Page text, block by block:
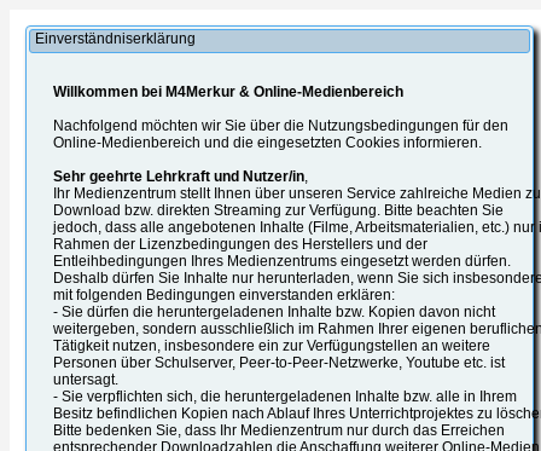
Einverständniserklärung
Willkommen bei M4Merkur & Online-Medienbereich
Nachfolgend möchten wir Sie über die Nutzungsbedingungen für den
Online-Medienbereich und die eingesetzten Cookies informieren.
Sehr geehrte Lehrkraft und Nutzer/in,
Ihr Medienzentrum stellt Ihnen über unseren Service zahlreiche Medien
Download bzw. direkten Streaming zur Verfügung. Bitte beachten Sie
jedoch, dass alle angebotenen Inhalte (Filme, Arbeitsmaterialien, etc.) nur
Rahmen der Lizenzbedingungen des Herstellers und der
Entleihbedingungen Ihres Medienzentrums eingesetzt werden dürfen.
Deshalb dürfen Sie Inhalte nur herunterladen, wenn Sie sich
mit folgenden Bedingungen einverstanden erklären:
- Sie dürfen die heruntergeladenen Inhalte bzw. Kopien davon nicht
weitergeben, sondern ausschließlich im Rahmen Ihrer eigenen
Tätigkeit nutzen, insbesondere ein zur Verfügungstellen an weitere
Personen über Schulserver, Peer-to-Peer-Netzwerke, Youtube etc. ist
untersagt.
- Sie verpflichten sich, die heruntergeladenen Inhalte bzw. alle in Ihrem
Besitz befindlichen Kopien nach Ablauf Ihres Unterrichtprojektes zu
Bitte bedenken Sie, dass Ihr Medienzentrum nur durch das Erreichen
entsprechender Downloadzahlen die Anschaffung weiterer Online-Medien